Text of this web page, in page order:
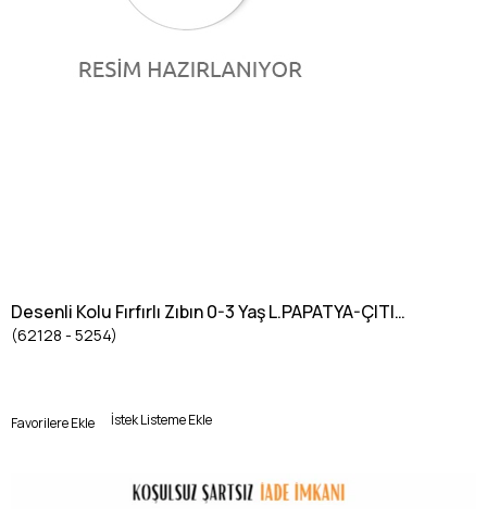
Desenli Kolu Fırfırlı Zıbın 0-3 Yaş L.PAPATYA-ÇITIR
DESEN
(62128 - 5254)
Favorilere Ekle İstek Listeme Ekle